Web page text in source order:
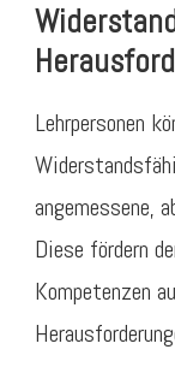
Lehrpersonen
angemessene,
Diese fördern
Kompetenzen